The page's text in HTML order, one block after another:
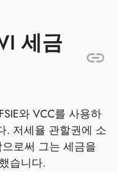
세금
와 VCC를 사용하
. 저세율 관할권에 소
로써 그는 세금을
습니다.